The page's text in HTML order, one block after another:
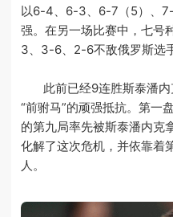
以6-4、6-3、6-7（5）、
强。在另一场比赛中，七
3、3-6、2-6不敌俄罗斯选
此前已经9连胜斯泰潘内
“前驸马”的顽强抵抗。第一
的第九局率先被斯泰潘内克
化解了这次危机，并依靠着
人。